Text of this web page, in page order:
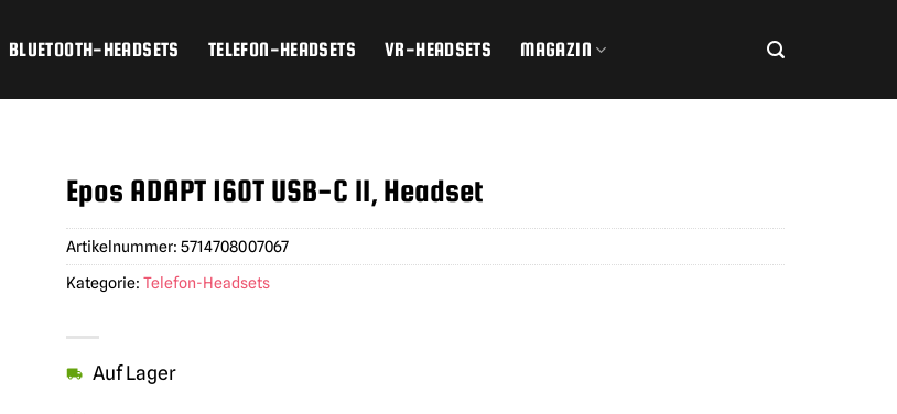
BLUETOOTH-HEADSETS TELEFON-HEADSETS VR-HEADSETS MAGAZIN
Epos ADAPT 160T USB-C II, Headset
Auf Lager
Artikelnummer: 5714708007067
Kategorie: Telefon-Headsets